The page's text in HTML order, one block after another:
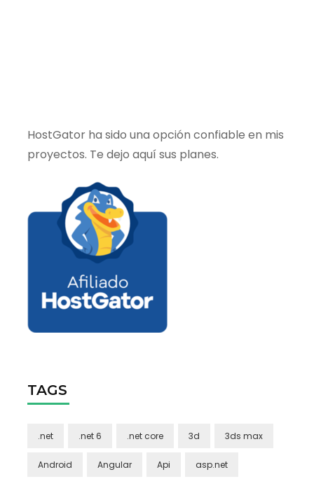
HostGator ha sido una opción confiable en mis
proyectos. Te dejo aquí sus planes.
TAGS
.net .net 6 .net core 3d 3ds max
Android Angular Api asp.net